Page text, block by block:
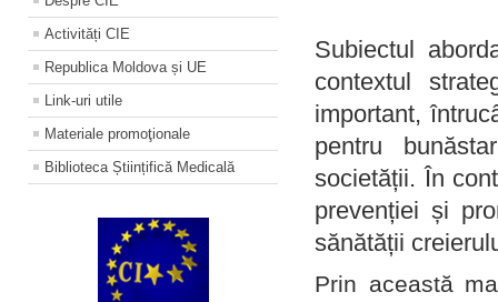
Activități CIE
Republica Moldova și UE
Link-uri utile
Materiale promoţionale
Biblioteca Științifică Medicală
Subiectul
contextul
important,
pentru
societății. În
prevenției și
sănătății
Prin această